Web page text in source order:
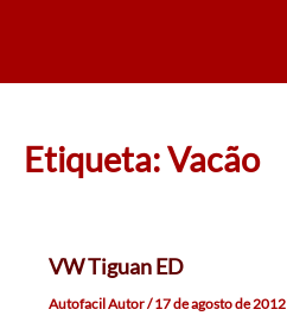
Etiqueta: Vacã­o
VW Tiguan ED
Autofacil Autor/17 de agosto de 2012